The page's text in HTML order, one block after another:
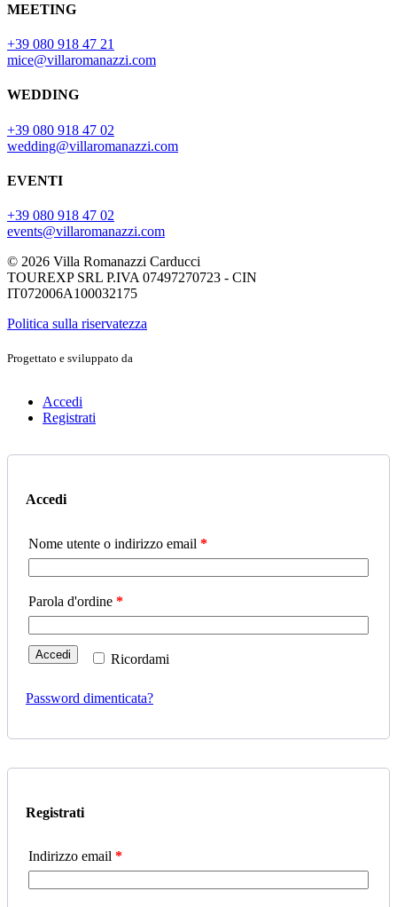
MEETING
+39 080 918 47 21
mice@villaromanazzi.com
WEDDING
+39 080 918 47 02
wedding@villaromanazzi.com
EVENTI
+39 080 918 47 02
events@villaromanazzi.com
© 2026 Villa Romanazzi Carducci
TOUREXP SRL P.IVA 07497270723 - CIN
IT072006A100032175
Politica sulla riservatezza
Progettato e sviluppato da
Accedi
Registrati
Accedi
Nome utente o indirizzo email *
Parola d'ordine *
Ricordami
Accedi
Password dimenticata?
Registrati
Indirizzo email *